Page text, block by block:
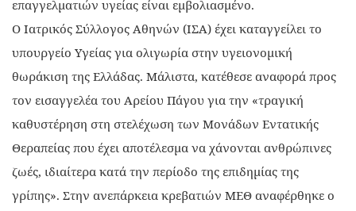
επαγγελματιών υγείας είναι εμβολιασμένο.
Ο Ιατρικός Σύλλογος Αθηνών (ΙΣΑ) έχει καταγγείλει το
υπουργείο Υγείας για ολιγωρία στην υγειονομική
θωράκιση της Ελλάδας. Μάλιστα, κατέθεσε αναφορά προς
τον εισαγγελέα του Αρείου Πάγου για την «τραγική
καθυστέρηση στη στελέχωση των Μονάδων Εντατικής
Θεραπείας που έχει αποτέλεσμα να χάνονται ανθρώπινες
ζωές, ιδιαίτερα κατά την περίοδο της επιδημίας της
γρίπης». Στην ανεπάρκεια κρεβατιών ΜΕΘ αναφέρθηκε ο